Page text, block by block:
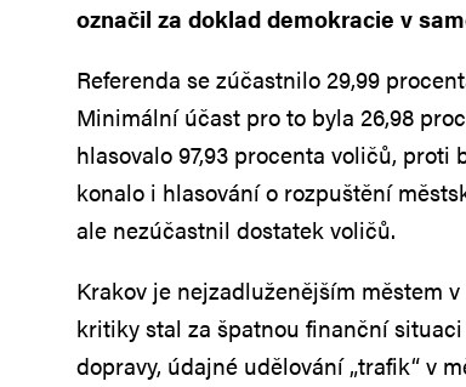
označil za doklad demokracie v
Referenda se zúčastnilo 29,99
Minimální účast pro to byla 26,98
hlasovalo 97,93 procenta voličů, proti
konalo i hlasování o rozpuštění
ale nezúčastnil dostatek voličů.
Krakov je nejzadluženějším městem
kritiky stal za špatnou finanční
dopravy, údajné udělování „trafik“ v